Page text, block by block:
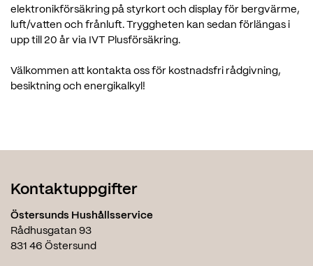
elektronikförsäkring på styrkort och display för bergvärme,
luft/vatten och frånluft. Tryggheten kan sedan förlängas i
upp till 20 år via IVT Plusförsäkring.
Välkommen att kontakta oss för kostnadsfri rådgivning,
besiktning och energikalkyl!
Kontaktuppgifter
Östersunds Hushållsservice
Rådhusgatan 93
831 46 Östersund